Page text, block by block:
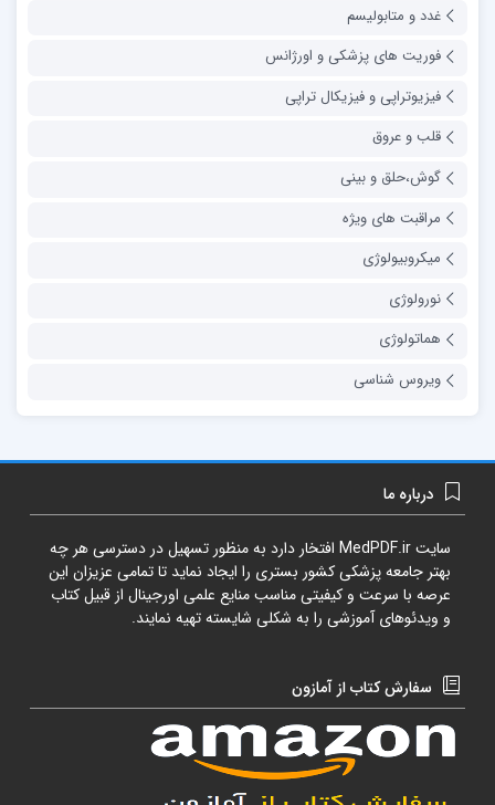
غدد و متابولیسم
فوریت های پزشکی و اورژانس
فیزیوتراپی و فیزیکال تراپی
قلب و عروق
گوش،حلق و بینی
مراقبت های ویژه
میکروبیولوژی
نورولوژی
هماتولوژی
ویروس شناسی
درباره ما
سایتMedPDF.ir افتخار دارد به منظور تسهیل در دسترسی هر چه
بهتر جامعه پزشکی کشور بستری را ایجاد نماید تا تمامی عزیزان این
عرصه با سرعت و کیفیتی مناسب منایع علمی اورجینال از قبیل کتاب
و ویدئوهای آموزشی را به شکلی شایسته تهیه نمایند.
سفارش کتاب از آمازون